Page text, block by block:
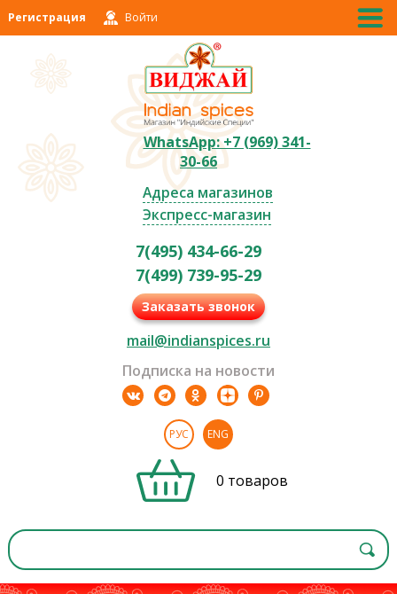
Регистрация Войти
WhatsApp: +7 (969) 341-
30-66
Адреса магазинов
Экспресс-магазин
7(495) 434-66-29
7(499) 739-95-29
Заказать звонок
mail@indianspices.ru
Подписка на новости
РУС ENG
0 товаров